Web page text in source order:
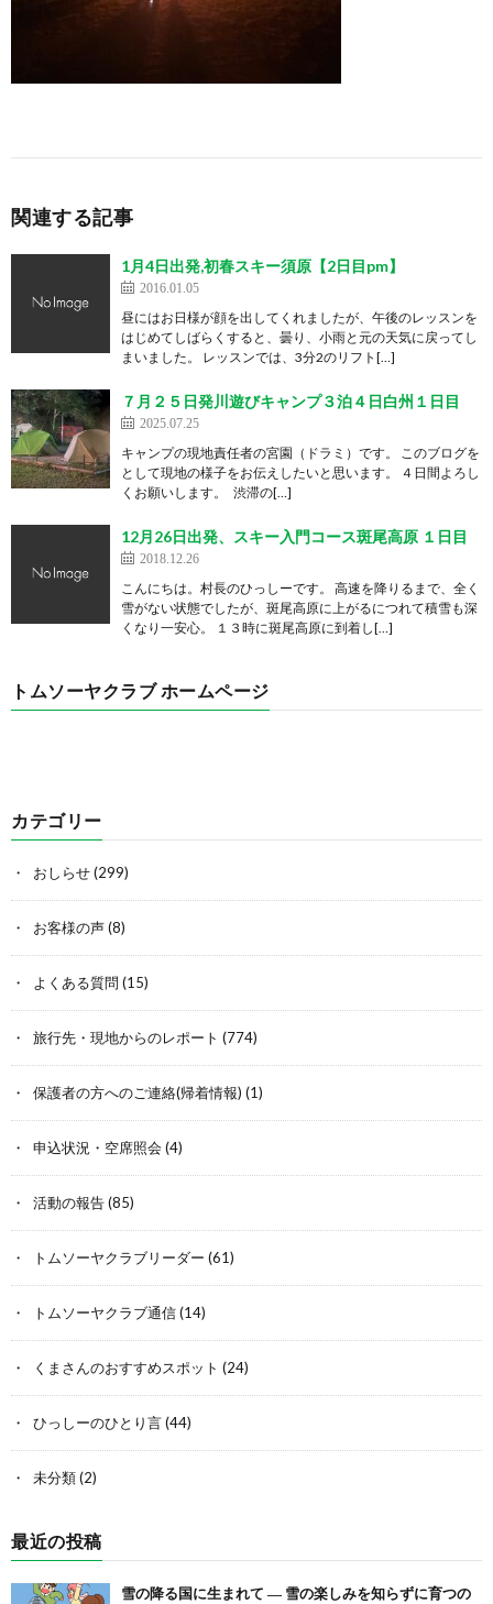
関連する記事
1月4日出発,初春スキー須原【2日目pm】
2016.01.05
昼にはお日様が顔を出してくれましたが、午後のレッスンを
はじめてしばらくすると、曇り、小雨と元の天気に戻ってし
まいました。 レッスンでは、3分2のリフト[…]
７月２５日発川遊びキャンプ３泊４日白州１日目
2025.07.25
キャンプの現地責任者の宮園（ドラミ）です。 このブログを
として現地の様子をお伝えしたいと思います。 ４日間よろし
くお願いします。 渋滞の[…]
12月26日出発、スキー入門コース斑尾高原 １日目
2018.12.26
こんにちは。村長のひっしーです。 高速を降りるまで、全く
雪がない状態でしたが、斑尾高原に上がるにつれて積雪も深
くなり一安心。 １３時に斑尾高原に到着し[…]
トムソーヤクラブ ホームページ
カテゴリー
おしらせ(299)
お客様の声(8)
よくある質問 (15)
旅行先・現地からのレポート (774)
保護者の方へのご連絡(帰着情報) (1)
申込状況・空席照会 (4)
活動の報告(85)
トムソーヤクラブリーダー (61)
トムソーヤクラブ通信(14)
くまさんのおすすめスポット (24)
ひっしーのひとり言(44)
未分類(2)
最近の投稿
雪の降る国に生まれて ― 雪の楽しみを知らずに育つの